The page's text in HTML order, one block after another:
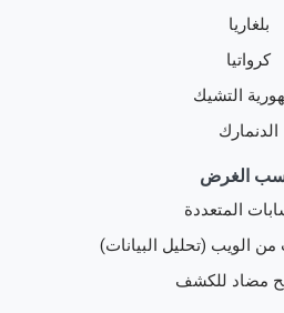
بلغاريا
كرواتيا
التشيك
الدنمارك
الغرض
المتعددة
من الويب (تحليل البيانات)
مضاد للكشف